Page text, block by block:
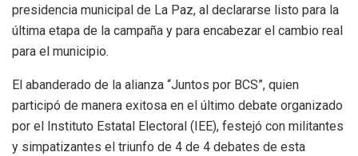
presidencia municipal de La Paz, al declararse listo para la
última etapa de la campaña y para encabezar el cambio real
para el municipio.
El abanderado de la alianza “Juntos por BCS”, quien
participó de manera exitosa en el último debate organizado
por el Instituto Estatal Electoral (IEE), festejó con militantes
y simpatizantes el triunfo de 4 de 4 debates de esta